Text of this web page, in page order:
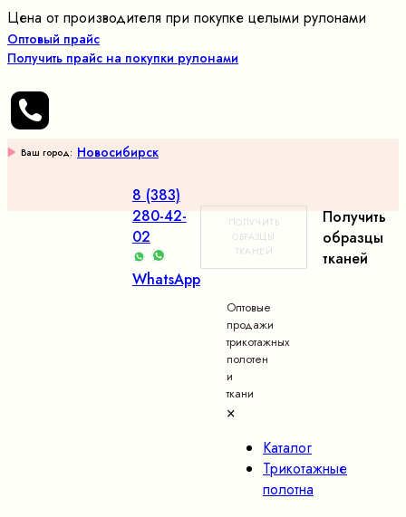
Цена от производителя при покупке целыми рулонами
Оптовый прайс
Получить прайс на покупки рулонами
Ваш город: Новосибирск
8 (383)
280-42-
02
WhatsApp
ПОЛУЧИТЬ
ОБРАЗЦЫ
ТКАНЕЙ
Получить
образцы
тканей
Оптовые
продажи
трикотажных
полотен
и
ткани
×
Каталог
Трикотажные
полотна